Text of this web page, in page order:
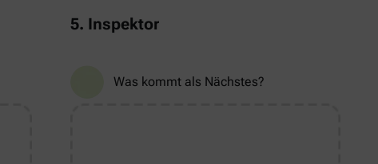
5. Inspektor
Was kommt als Nächstes?